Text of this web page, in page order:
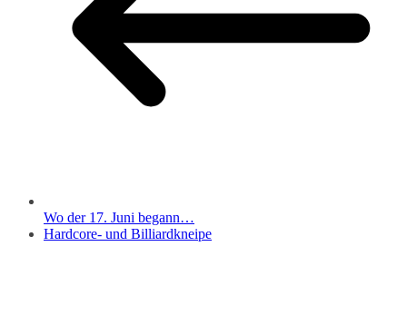
Wo der 17. Juni begann…
Hardcore- und Billiardkneipe